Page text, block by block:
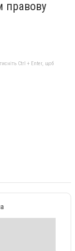
правову
Ctrl + Enter, щоб